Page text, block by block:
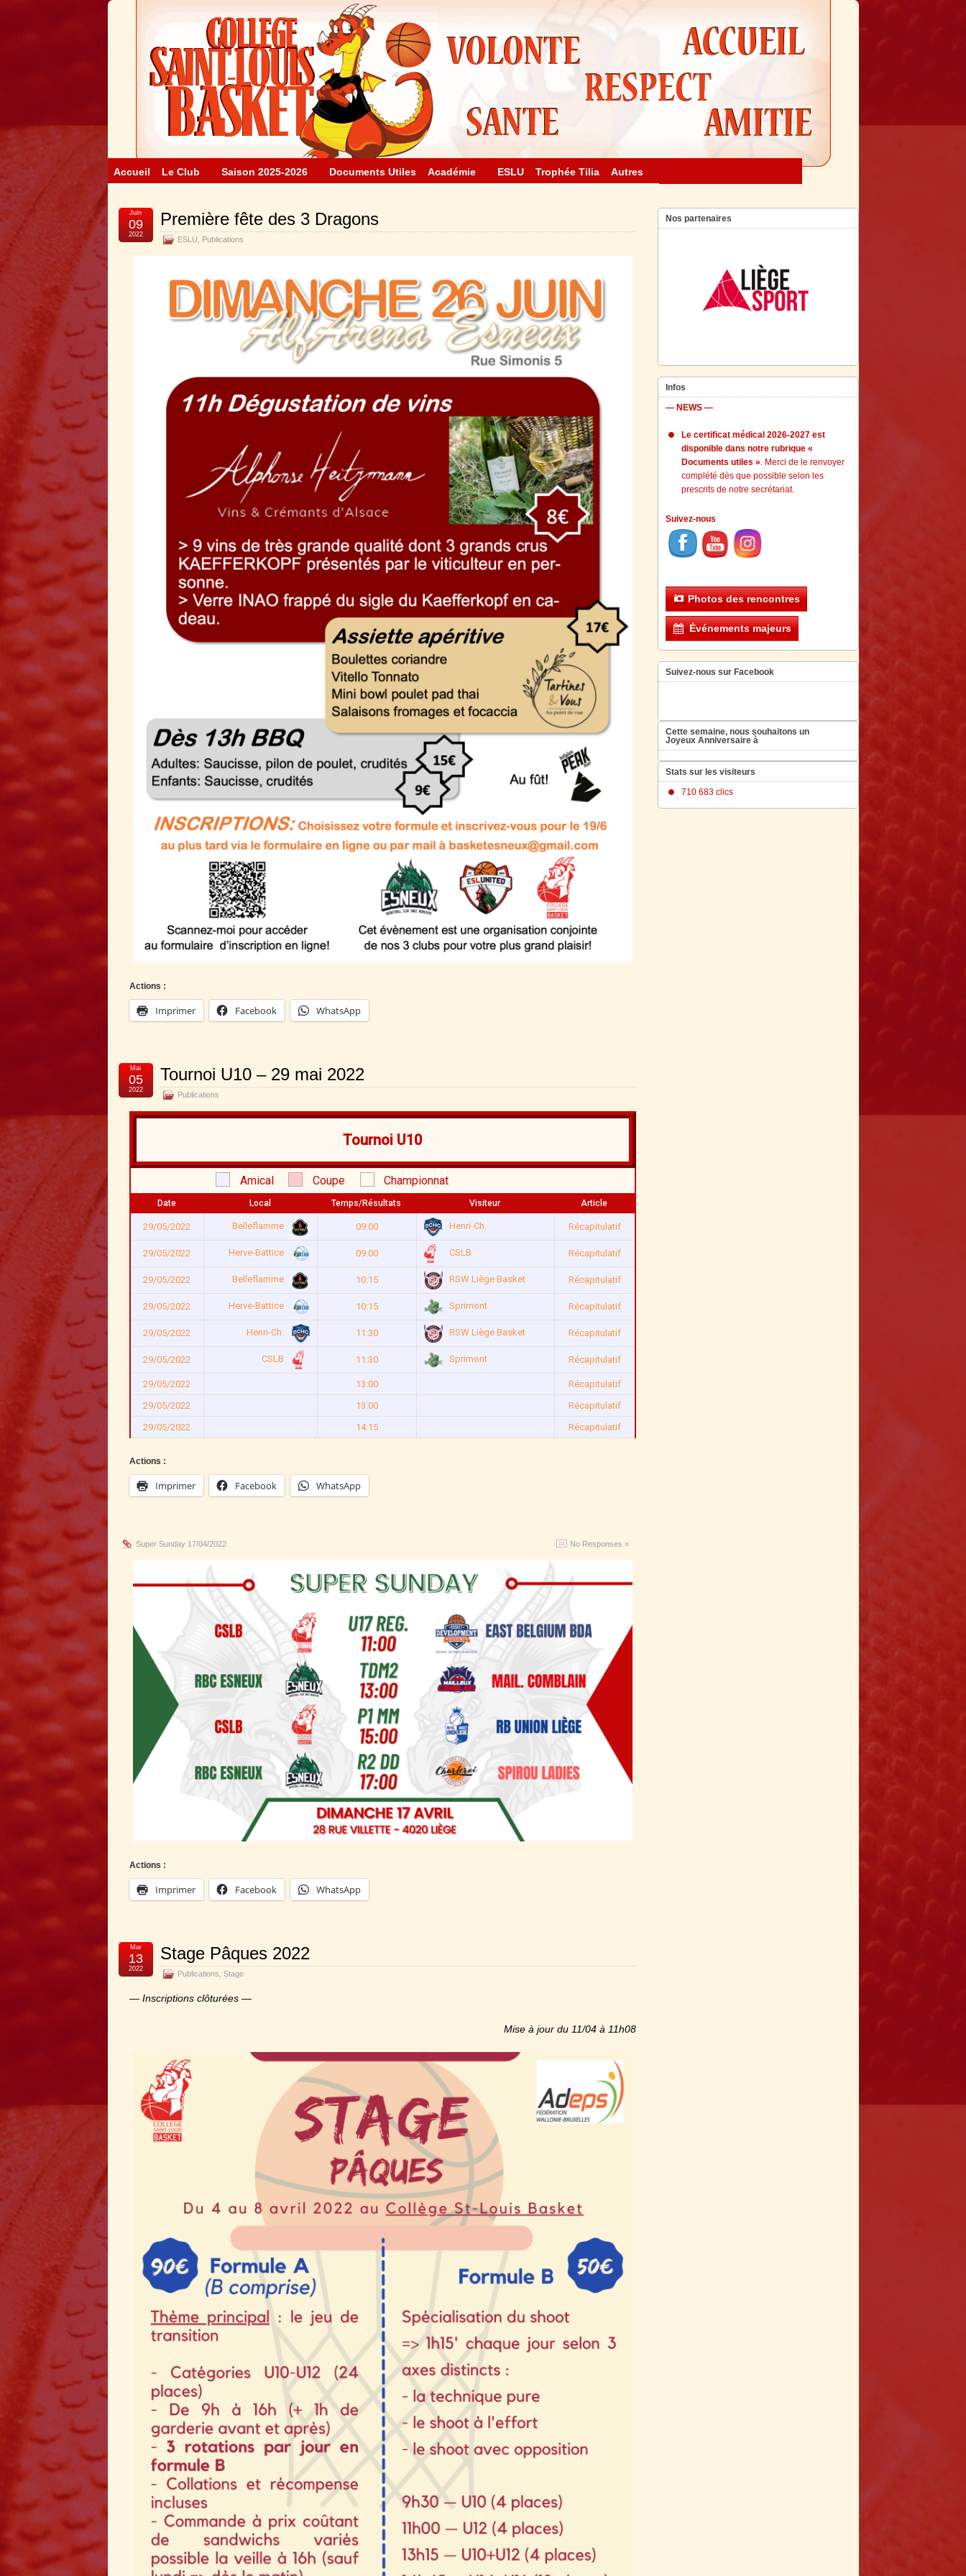
Accueil Le Club Saison 2025-2026 Documents Utiles Académie ESLU Trophée Tilia Autres
Première fête des 3 Dragons
ESLU Publications
Juin
09
2022
Actions :
Imprimer Facebook WhatsApp
Tournoi U10 – 29 mai 2022
Publications
Mai
05
2022
Tournoi U10
Amical Coupe Championnat
Date Local Temps/Résultats Visiteur Article
29/05/2022 Belleflamme 09:00 Henri-Ch. Récapitulatif
29/05/2022 Herve-Battice 09:00 CSLB Récapitulatif
29/05/2022 Belleflamme 10:15 RSW Liège Basket Récapitulatif
29/05/2022 Herve-Battice 10:15 Sprimont Récapitulatif
29/05/2022 Henri-Ch. 11:30 RSW Liège Basket Récapitulatif
29/05/2022 CSLB 11:30 Sprimont Récapitulatif
29/05/2022 13:00
Récapitulatif
29/05/2022
13:00
Récapitulatif
29/05/2022
14:15 Récapitulatif
Actions :
Imprimer Facebook WhatsApp
Super Sunday 17/04/2022 No Responses »
Actions :
Imprimer Facebook WhatsApp
Stage Pâques 2022
Publications Stage
Mar
13
2022
— Inscriptions clôturées —
Mise à jour du 11/04 à 11h08
Nos partenaires
Infos
— NEWS —
Le certificat médical 2026-2027 est
disponible dans notre rubrique «
Documents utiles ». Merci de le renvoyer
complété dès que possible selon les
prescrits de notre secrétariat.
Suivez-nous
Photos des rencontres
Événements majeurs
Suivez-nous sur Facebook
Cette semaine, nous souhaitons un
Joyeux Anniversaire à
Stats sur les visiteurs
710 683 clics